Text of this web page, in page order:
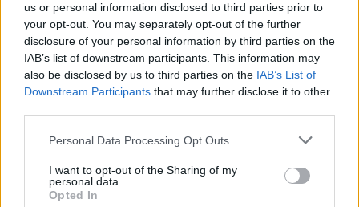
us or personal information disclosed to third parties prior to
your opt-out. You may separately opt-out of the further
disclosure of your personal information by third parties on the
IAB’s list of downstream participants. This information may
also be disclosed by us to third parties on the IAB’s List of
Downstream Participants that may further disclose it to other
Please note that this website/app uses one or more Google
not limited to your visit or usage behaviour. You may click to
grant or deny consent to Google and its third-party tags to
use your data for below specified purposes in below Google
Personal Data Processing Opt Outs
I want to opt-out of the Sharing of my
personal data.
Opted In
Continua a leggere